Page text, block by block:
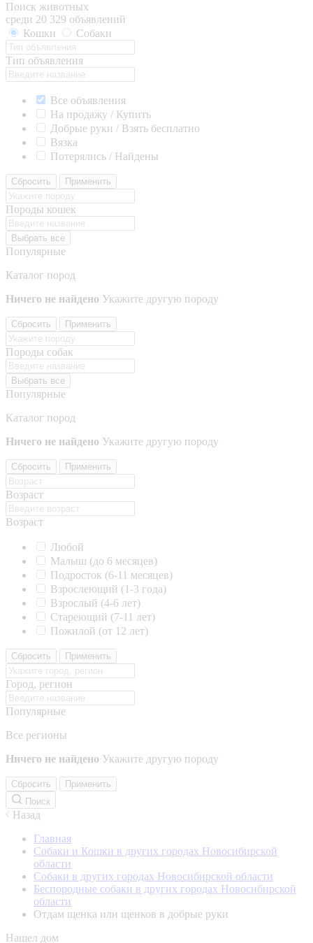
Поиск животных
среди 20 329 объявлений
Кошки
Собаки
Тип объявления
Все объявления
На продажу / Купить
Добрые руки / Взять бесплатно
Вязка
Потерялись / Найдены
Сбросить Применить
Породы кошек
Выбрать все
Популярные
Каталог пород
Ничего не найдено Укажите другую породу
Сбросить Применить
Породы собак
Выбрать все
Популярные
Каталог пород
Ничего не найдено Укажите другую породу
Сбросить Применить
Возраст
Возраст
Любой
Малыш (до 6 месяцев)
Подросток (6-11 месяцев)
Взрослеющий (1-3 года)
Взрослый (4-6 лет)
Стареющий (7-11 лет)
Пожилой (от 12 лет)
Сбросить Применить
Город, регион
Популярные
Все регионы
Ничего не найдено Укажите другую породу
Сбросить
Применить
Поиск
Назад
Главная
Собаки и Кошки в других городах Новосибирской
области
Собаки в других городах Новосибирской области
Беспородные собаки в других городах Новосибирской
области
Отдам щенка или щенков в добрые руки
Нашел дом